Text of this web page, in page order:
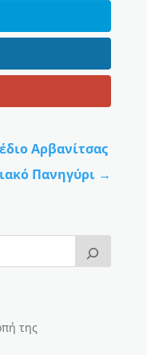
Αρβανίτσας
Πανηγύρι →
της